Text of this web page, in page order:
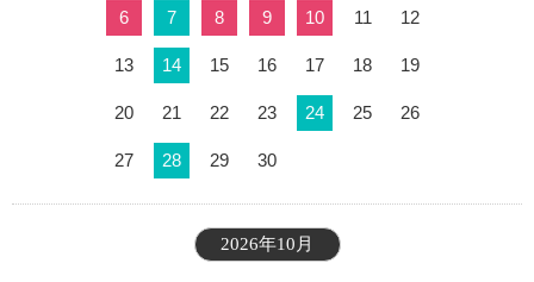
6 7 8 9 10 11 12
13 14 15 16 17 18 19
20 21 22 23 24 25 26
27 28 29 30
2026年10月